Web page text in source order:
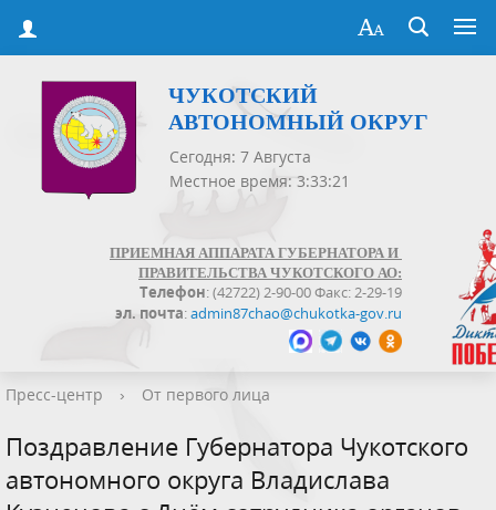
ЧУКОТСКИЙ
АВТОНОМНЫЙ ОКРУГ
Сегодня: 7 Августа
Местное время: 3:33:21
ПРИЕМНАЯ АППАРАТА ГУБЕРНАТОРА И
ПРАВИТЕЛЬСТВА ЧУКОТСКОГО АО:
Телефон: (42722) 2-90-00 Факс: 2-29-19
эл. почта:admin87chao@chukotka-gov.ru
Пресс-центр › От первого лица
Поздравление Губернатора Чукотского
автономного округа Владислава